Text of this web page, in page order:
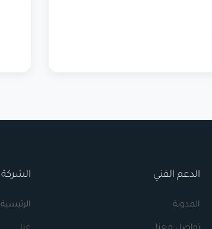
الدعم الفني
المدونة
الشركة
الرئيسية